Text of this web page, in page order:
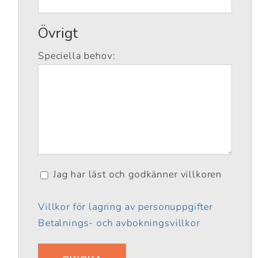
Övrigt
Speciella behov:
Jag har läst och godkänner villkoren
Villkor för lagring av personuppgifter
Betalnings- och avbokningsvillkor